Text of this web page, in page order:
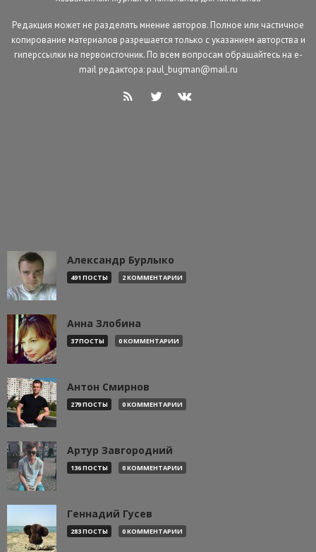
Редакция может не разделять мнение авторов. Полное или частичное
копирование материалов разрешается только с указанием авторства и
гиперссылки на первоисточник. По всем вопросам обращайтесь на e-
mail редактора: paul_bugman@mail.ru
Александр Бурлыко
491 ПОСТЫ 2 КОММЕНТАРИИ
Анна Злобина
37 ПОСТЫ 0 КОММЕНТАРИИ
Антон Смирнов
279 ПОСТЫ 0 КОММЕНТАРИИ
Артур Завгородний
136 ПОСТЫ 0 КОММЕНТАРИИ
Геннадий Гусев
283 ПОСТЫ 0 КОММЕНТАРИИ